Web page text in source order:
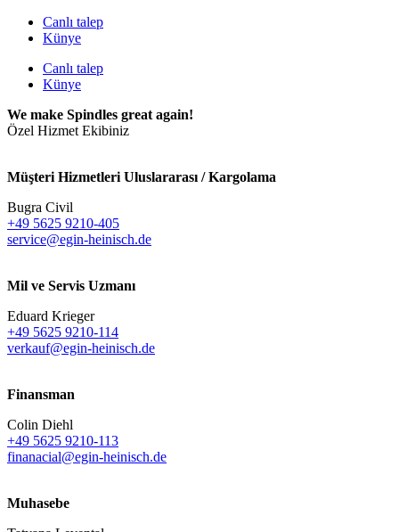
Canlı talep
Künye
Canlı talep
Künye
We make Spindles great again!
Özel Hizmet Ekibiniz
Müşteri Hizmetleri Uluslararası / Kargolama
Bugra Civil
+49 5625 9210-405
service@egin-heinisch.de
Mil ve Servis Uzmanı
Eduard Krieger
+49 5625 9210-114
verkauf@egin-heinisch.de
Finansman
Colin Diehl
+49 5625 9210-113
finanacial@egin-heinisch.de
Muhasebe